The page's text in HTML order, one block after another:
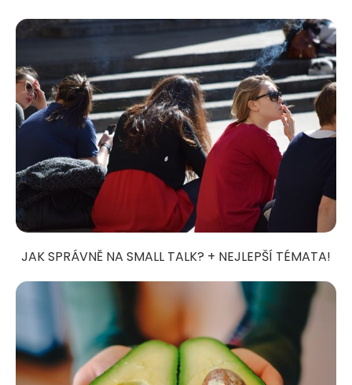
JAK SPRÁVNĚ NA SMALL TALK? + NEJLEPŠÍ TÉMATA!